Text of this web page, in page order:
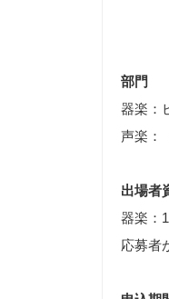
部門
器楽：
声楽：
出場者
器楽：
応募者